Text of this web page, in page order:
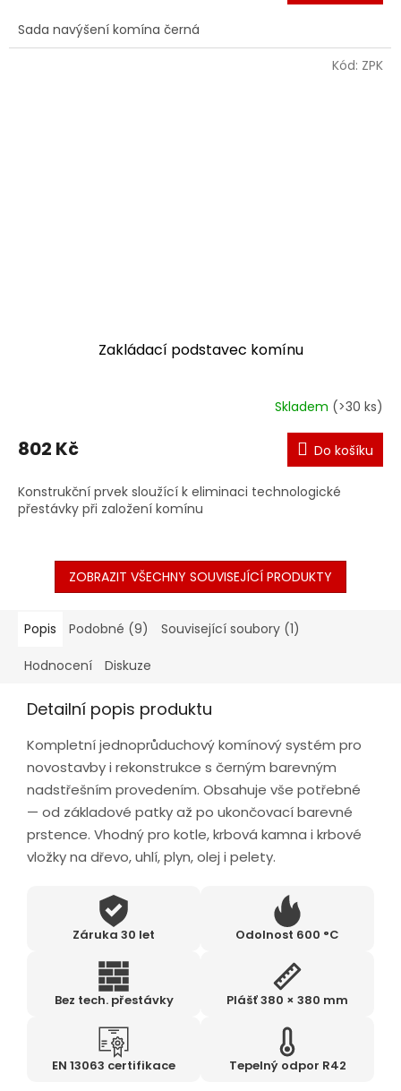
Sada navýšení komína černá
Zakládací podstavec komínu
Skladem (>30 ks)
802 Kč Do košíku
Konstrukční prvek sloužící k eliminaci technologické
přestávky při založení komínu
Kód: ZPK
ZOBRAZIT VŠECHNY SOUVISEJÍCÍ PRODUKTY
Popis Podobné (9) Související soubory (1)
Hodnocení Diskuze
Detailní popis produktu
Kompletní jednoprůduchový komínový systém pro
novostavby i rekonstrukce s černým barevným
nadstřešním provedením. Obsahuje vše potřebné
— od základové patky až po ukončovací barevné
prstence. Vhodný pro kotle, krbová kamna i krbové
vložky na dřevo, uhlí, plyn, olej i pelety.
Záruka 30 let Odolnost 600 °C
Bez tech. přestávky Plášť 380 × 380 mm
EN 13063 certifikace Tepelný odpor R42